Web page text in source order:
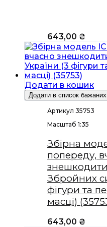
643,00 ₴
Додати в кошик
Додати в список бажаних
Артикул 35753
Масштаб 1:35
Збірна
попереду,
Збройних
фігури та
масці)
643,00 ₴